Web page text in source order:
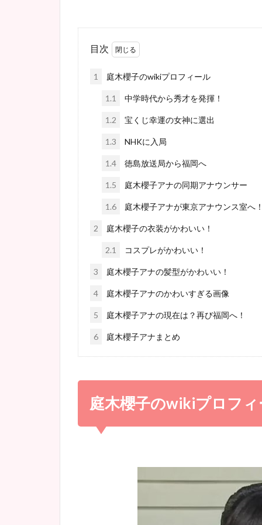
目次
1 庭木櫻子のwikiプロフィール
1.1 中学時代から秀才を発揮！
1.2 宝くじ幸運の女神に選出
1.3 NHKに入局
1.4 徳島放送局から福岡へ
1.5 庭木櫻子アナの同期アナウンサー
1.6 庭木櫻子アナが東京アナウンス室へ
2 庭木櫻子の衣装がかわいい！
2.1 コスプレがかわいい！
3 庭木櫻子アナの髪型がかわいい！
4 庭木櫻子アナのかわいすぎる画像
5 庭木櫻子アナの現在は？再び福岡へ！
6 庭木櫻子アナまとめ
庭木櫻子のwikiプロフ